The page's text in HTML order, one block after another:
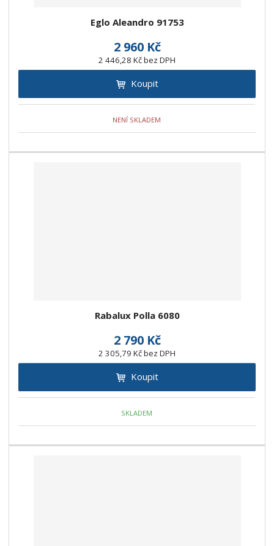
Eglo Aleandro 91753
2 960 Kč
2 446,28 Kč bez DPH
Koupit
NENÍ SKLADEM
Rabalux Polla 6080
2 790 Kč
2 305,79 Kč bez DPH
Koupit
SKLADEM